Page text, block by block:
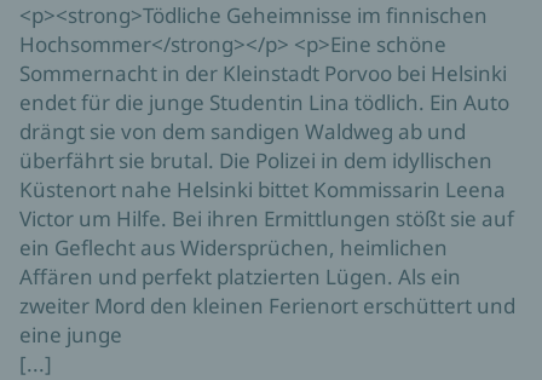
<p><strong>Tödliche Geheimnisse im finnischen
Hochsommer</strong></p> <p>Eine schöne
Sommernacht in der Kleinstadt Porvoo bei Helsinki
endet für die junge Studentin Lina tödlich. Ein Auto
drängt sie von dem sandigen Waldweg ab und
überfährt sie brutal. Die Polizei in dem idyllischen
Küstenort nahe Helsinki bittet Kommissarin Leena
Victor um Hilfe. Bei ihren Ermittlungen stößt sie auf
ein Geflecht aus Widersprüchen, heimlichen
Affären und perfekt platzierten Lügen. Als ein
zweiter Mord den kleinen Ferienort erschüttert und
eine junge
[...]